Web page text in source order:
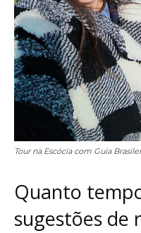
Tour na Escócia com Guia
Quanto
sugestões de